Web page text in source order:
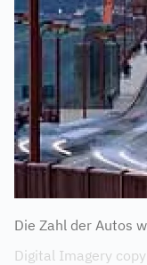
Die Zahl der Autos
Digital Imagery